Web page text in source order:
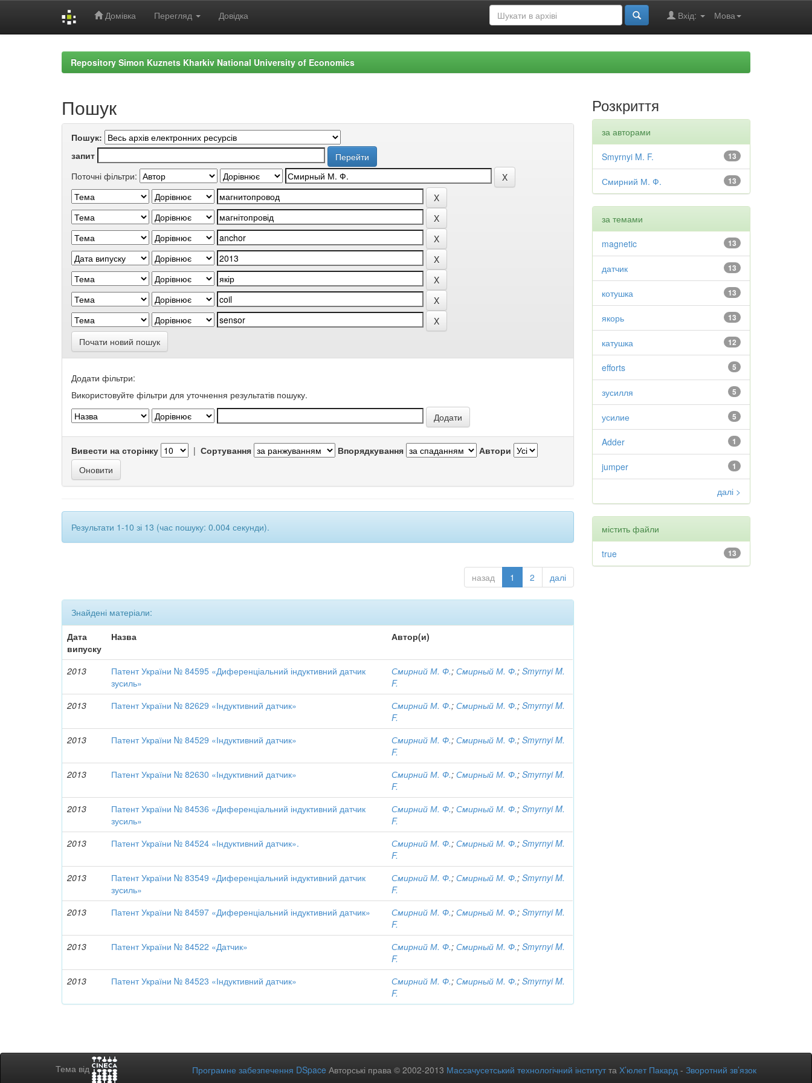
Домівка Перегляд Довідка Мова
Вхід:
Repository Simon Kuznets Kharkiv National University of Economics
Пошук
Пошук:
запит
Поточні фільтри:
Почати новий пошук
Додати фільтри:
Використовуйте фільтри для уточнення результатів пошуку.
Вивести на сторінку | Сортування Впорядкування Автори
Результати 1-10 зі 13 (час пошуку: 0.004 секунди).
назад 1 2 далі
Знайдені матеріали:
Дата
випуску
Назва Автор(и)
2013
Патент України № 84595 «Диференціальний індуктивний датчик
зусиль»
Смирний М. Ф.;Смирный М. Ф.;Smyrnyi M.
F.
2013
Патент України № 82629 «Індуктивний датчик» Смирний М. Ф.;Смирный М. Ф.;Smyrnyi M.
F.
2013
Патент України № 84529 «Індуктивний датчик» Смирний М. Ф.;Смирный М. Ф.;Smyrnyi M.
F.
2013
Патент України № 82630 «Індуктивний датчик» Смирний М. Ф.;Смирный М. Ф.;Smyrnyi M.
F.
2013
Патент України № 84536 «Диференціальний індуктивний датчик
зусиль»
Смирний М. Ф.;Смирный М. Ф.;Smyrnyi M.
F.
2013
Патент України № 84524 «Індуктивний датчик». Смирний М. Ф.;Смирный М. Ф.;Smyrnyi M.
F.
2013
Патент України № 83549 «Диференціальний індуктивний датчик
зусиль»
Смирний М. Ф.;Смирный М. Ф.;Smyrnyi M.
F.
2013
Патент України № 84597 «Диференціальний індуктивний датчик» Смирний М. Ф.;Смирный М. Ф.;Smyrnyi M.
F.
2013
Патент України № 84522 «Датчик» Смирний М. Ф.;Смирный М. Ф.;Smyrnyi M.
F.
2013
Патент України № 84523 «Індуктивний датчик» Смирний М. Ф.;Смирный М. Ф.;Smyrnyi M.
F.
Розкриття
за авторами
13
Smyrnyi M. F.
13
Смирний М. Ф.
за темами
13
magnetic
13
датчик
13
котушка
13
якорь
12
катушка
5
efforts
5
зусилля
5
усилие
1
Adder
1
jumper
далі >
містить файли
13
true
Тема від Програмне забезпечення DSpace Авторські права © 2002-2013 Массачусетський технологічний інститутта Х’юлет Пакард - Зворотний зв’язок